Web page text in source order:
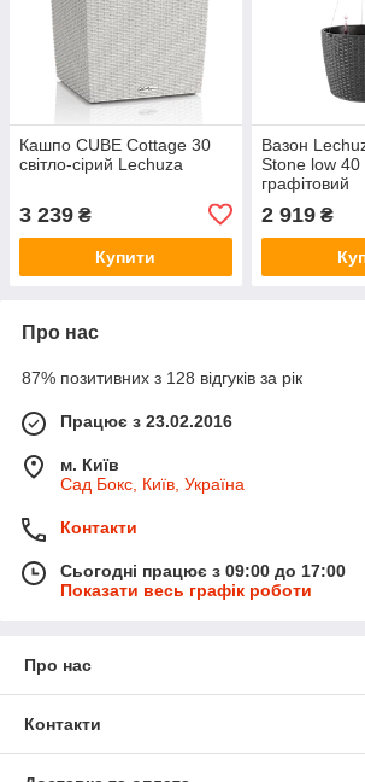
Кашпо CUBE Cottage 30
світло-сірий Lechuza
3 239 ₴
Купити
Вазон
Stone low 40
графітовий
2 919₴
Про нас
87% позитивних з 128 відгуків за рік
Працює з 23.02.2016
м. Київ
Сад Бокс, Київ, Україна
Контакти
Сьогодні працює з 09:00 до 17:00
Показати весь графік роботи
Про нас
Контакти